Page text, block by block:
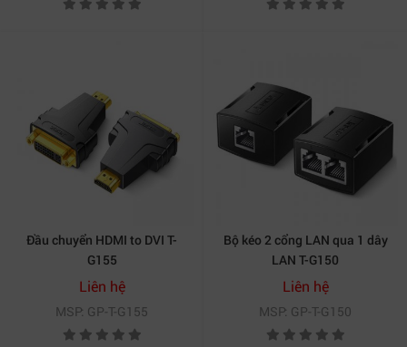
Đầu chuyển HDMI to DVI T-
G155
Liên hệ
MSP: GP-T-G155
Bộ kéo 2 cổng LAN qua 1 dây
LAN T-G150
Liên hệ
MSP: GP-T-G150